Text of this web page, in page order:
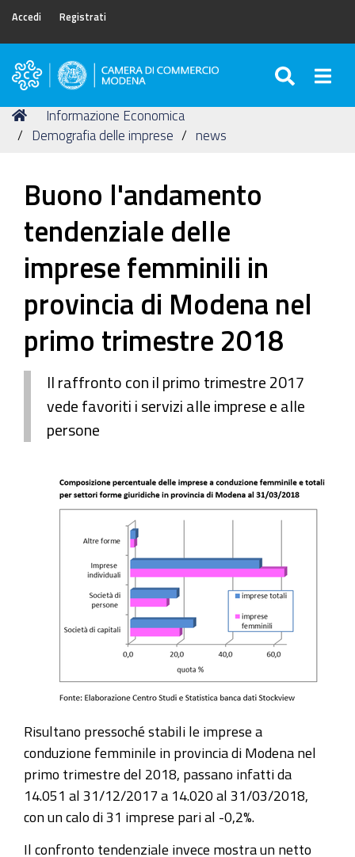
Accedi Registrati
Camera
Commercio
di
Tu
sei
Home
Informazione Economica
Demografia delle imprese
news
Buono l'andamento
tendenziale delle
imprese femminili in
provincia di Modena nel
primo trimestre 2018
Il raffronto con il primo trimestre 2017
vede favoriti i servizi alle imprese e alle
persone
Risultano pressoché stabili le imprese a
conduzione femminile in provincia di Modena nel
primo trimestre del 2018, passano infatti da
14.051 al 31/12/2017 a 14.020 al 31/03/2018,
con un calo di 31 imprese pari al -0,2%.
Il confronto tendenziale invece mostra un netto